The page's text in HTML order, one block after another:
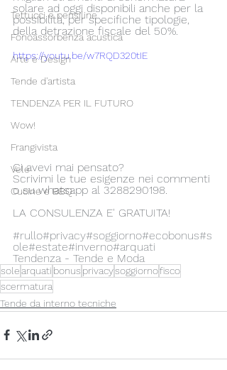
Tettucci e pensiline
Fonoassorbenza acustica
Arte e Design
Tende d'artista
TENDENZA PER IL FUTURO
Wow!
Frangivista
Vele
Cucine e BBQ
solare ad oggi disponibili anche per la
possibilità, per specifiche tipologie,
della detrazione fiscale del 50%.
https://youtu.be/w7RQD320tIE
Ci avevi mai pensato?
Scrivimi le tue esigenze nei commenti
o su whatsapp al 3288290198.
LA CONSULENZA E' GRATUITA!
#rullo#privacy#soggiorno#ecobonus#s
ole#estate#inverno#arquati
Tendenza - Tende e Moda
solearquati bonus privacysoggiornofisco
scermatura
Tende da interno tecniche